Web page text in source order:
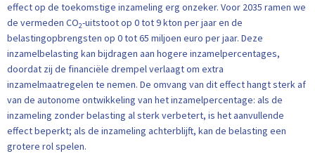
effect op de toekomstige inzameling erg onzeker. Voor 2035 ramen we
de vermeden CO2-uitstoot op 0 tot 9 kton per jaar en de
belastingopbrengsten op 0 tot 65 miljoen euro per jaar. Deze
inzamelbelasting kan bijdragen aan hogere inzamelpercentages,
doordat zij de financiële drempel verlaagt om extra
inzamelmaatregelen te nemen. De omvang van dit effect hangt sterk af
van de autonome ontwikkeling van het inzamelpercentage: als de
inzameling zonder belasting al sterk verbetert, is het aanvullende
effect beperkt; als de inzameling achterblijft, kan de belasting een
grotere rol spelen.